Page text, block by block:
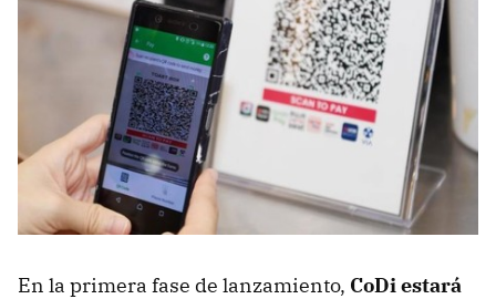
En la primera fase de lanzamiento, CoDi estará